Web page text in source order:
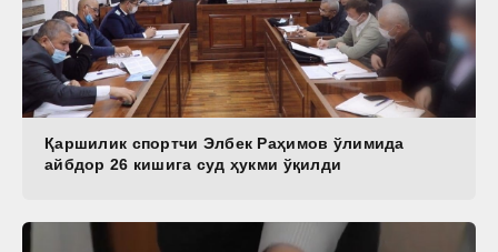
Қаршилик спортчи Элбек Раҳимов ўлимида
айбдор 26 кишига суд ҳукми ўқилди